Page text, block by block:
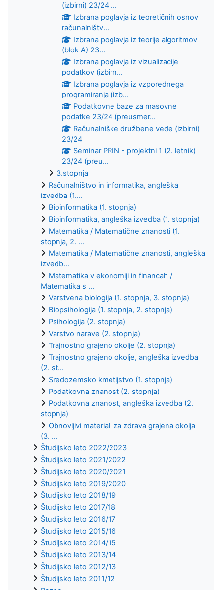
(izbirni) 23/24 ...
Izbrana poglavja iz teoretičnih osnov
računalništv...
Izbrana poglavja iz teorije algoritmov
(blok A) 23...
Izbrana poglavja iz vizualizacije
podatkov (izbirn...
Izbrana poglavja iz vzporednega
programiranja (izb...
Podatkovne baze za masovne
podatke 23/24 (preusmer...
Računalniške družbene vede (izbirni)
23/24
Seminar PRIN - projektni 1 (2. letnik)
23/24 (preu...
3.stopnja
Računalništvo in informatika, angleška
izvedba (1....
Bioinformatika (1. stopnja)
Bioinformatika, angleška izvedba (1. stopnja)
Matematika / Matematične znanosti (1.
stopnja, 2. ...
Matematika / Matematične znanosti, angleška
izvedb...
Matematika v ekonomiji in financah /
Matematika s ...
Varstvena biologija (1. stopnja, 3. stopnja)
Biopsihologija (1. stopnja, 2. stopnja)
Psihologija (2. stopnja)
Varstvo narave (2. stopnja)
Trajnostno grajeno okolje (2. stopnja)
Trajnostno grajeno okolje, angleška izvedba
(2. st...
Sredozemsko kmetijstvo (1. stopnja)
Podatkovna znanost (2. stopnja)
Podatkovna znanost, angleška izvedba (2.
stopnja)
Obnovljivi materiali za zdrava grajena okolja
(3. ...
Študijsko leto 2022/2023
Študijsko leto 2021/2022
Študijsko leto 2020/2021
Študijsko leto 2019/2020
Študijsko leto 2018/19
Študijsko leto 2017/18
Študijsko leto 2016/17
Študijsko leto 2015/16
Študijsko leto 2014/15
Študijsko leto 2013/14
Študijsko leto 2012/13
Študijsko leto 2011/12